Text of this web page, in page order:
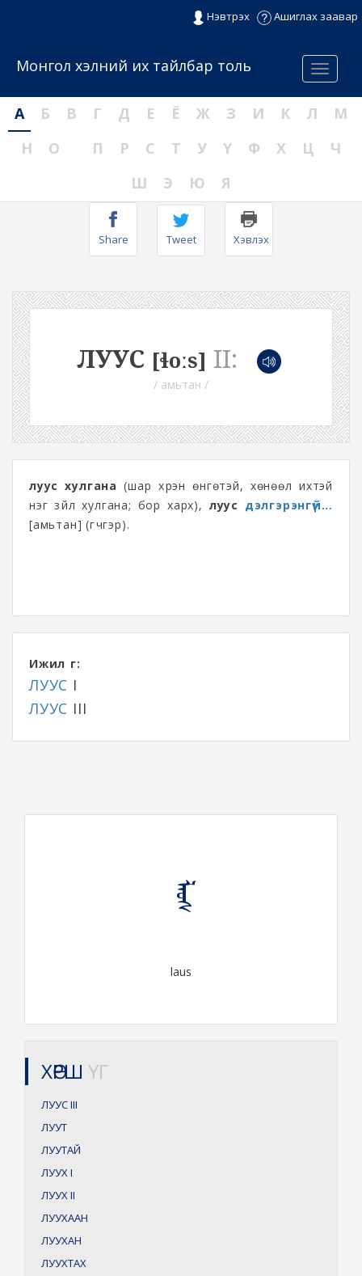
Нэвтрэх Ашиглах заавар
Menu
Монгол хэлний их тайлбар толь
А Б В Г Д Е Ё Ж З И К Л
М
Н
О П Р С Т У Ү Ф Х Ц
Ч
Ш
Э Ю Я
Share Tweet Хэвлэх
ЛУУС [ɬoːs] II:
/ амьтан /
луус хулгана (шар хүрэн өнгөтэй, хөнөөл ихтэй
нэг зүйл хулгана; бор харх), луус дэлгэрэнгүй...
[амьтан] (гүчгэр).
Ижил үг:
ЛУУС I
ЛУУС III
ᠯᠠᠤᠰ
laus
ХӨРШ ҮГ
ЛУУСIII
ЛУУТ
ЛУУТАЙ
ЛУУХI
ЛУУХII
ЛУУХААН
ЛУУХАН
ЛУУХТАХ